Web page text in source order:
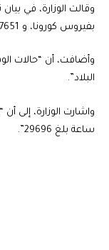
بفيروس كورونا، و 7651 حالة شفاء من المرض”.
البلاد”.
ساعة بلغ 29696”.